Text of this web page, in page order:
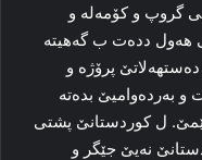
گروپ و کۆمەلە و
هەول ددەت ب گەهیتە
پرۆژە و
و بەردەوامیێ بدەتە
ل کوردستانێ پشتى
نەیێ جێگر و